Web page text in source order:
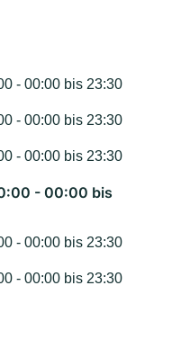
- 00:00 bis 23:30
- 00:00 bis 23:30
- 00:00 bis 23:30
- 00:00 bis
- 00:00 bis 23:30
- 00:00 bis 23:30